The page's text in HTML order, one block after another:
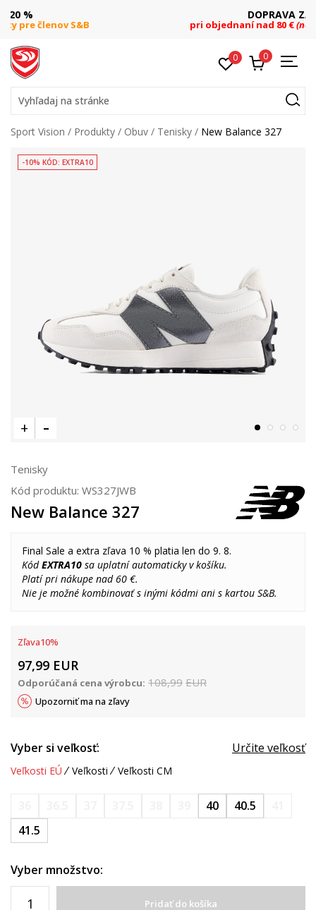
pri objednaní nad 80 € (neplatí pre Click&Collect)
0 0
Vyhľadaj na stránke
Sport Vision Produkty Obuv Tenisky New Balance 327
-10% KÓD: EXTRA10
Tenisky
Kód produktu: WS327JWB
New Balance 327
Final Sale a extra zľava 10 % platia len do 9. 8.
KódEXTRA10 sa uplatní automaticky v košíku.
Platí pri nákupe nad 60 €.
Nie je možné kombinovať s inými kódmi ani s kartou S&B.
Zľava10%
97,99 EUR
Odporúčaná cena výrobcu: 108,99 EUR
Upozorniť ma na zľavy
Vyber si veľkosť: Určite veľkosť
Veľkosti EÚ Veľkosti Veľkosti CM
40 40.5
41.5
Vyber množstvo:
Pridať do košíka